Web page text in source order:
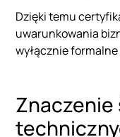
Dzięki temu
uwarunkowania
wyłącznie
Znaczenie